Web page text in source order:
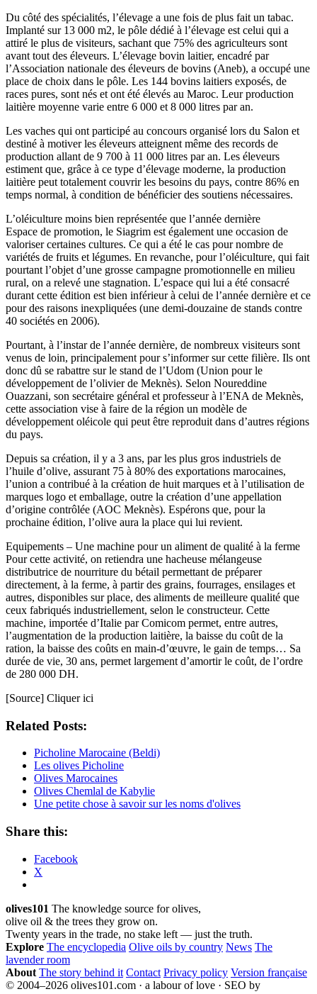
Du côté des spécialités, l’élevage a une fois de plus fait un tabac.
Implanté sur 13 000 m2, le pôle dédié à l’élevage est celui qui a
attiré le plus de visiteurs, sachant que 75% des agriculteurs sont
avant tout des éleveurs. L’élevage bovin laitier, encadré par
l’Association nationale des éleveurs de bovins (Aneb), a occupé une
place de choix dans le pôle. Les 144 bovins laitiers exposés, de
races pures, sont nés et ont été élevés au Maroc. Leur production
laitière moyenne varie entre 6 000 et 8 000 litres par an.
Les vaches qui ont participé au concours organisé lors du Salon et
destiné à motiver les éleveurs atteignent même des records de
production allant de 9 700 à 11 000 litres par an. Les éleveurs
estiment que, grâce à ce type d’élevage moderne, la production
laitière peut totalement couvrir les besoins du pays, contre 86% en
temps normal, à condition de bénéficier des soutiens nécessaires.
L’oléiculture moins bien représentée que l’année dernière
Espace de promotion, le Siagrim est également une occasion de
valoriser certaines cultures. Ce qui a été le cas pour nombre de
variétés de fruits et légumes. En revanche, pour l’oléiculture, qui fait
pourtant l’objet d’une grosse campagne promotionnelle en milieu
rural, on a relevé une stagnation. L’espace qui lui a été consacré
durant cette édition est bien inférieur à celui de l’année dernière et ce
pour des raisons inexpliquées (une demi-douzaine de stands contre
40 sociétés en 2006).
Pourtant, à l’instar de l’année dernière, de nombreux visiteurs sont
venus de loin, principalement pour s’informer sur cette filière. Ils ont
donc dû se rabattre sur le stand de l’Udom (Union pour le
développement de l’olivier de Meknès). Selon Noureddine
Ouazzani, son secrétaire général et professeur à l’ENA de Meknès,
cette association vise à faire de la région un modèle de
développement oléicole qui peut être reproduit dans d’autres régions
du pays.
Depuis sa création, il y a 3 ans, par les plus gros industriels de
l’huile d’olive, assurant 75 à 80% des exportations marocaines,
l’union a contribué à la création de huit marques et à l’utilisation de
marques logo et emballage, outre la création d’une appellation
d’origine contrôlée (AOC Meknès). Espérons que, pour la
prochaine édition, l’olive aura la place qui lui revient.
Equipements – Une machine pour un aliment de qualité à la ferme
Pour cette activité, on retiendra une hacheuse mélangeuse
distributrice de nourriture du bétail permettant de préparer
directement, à la ferme, à partir des grains, fourrages, ensilages et
autres, disponibles sur place, des aliments de meilleure qualité que
ceux fabriqués industriellement, selon le constructeur. Cette
machine, importée d’Italie par Comicom permet, entre autres,
l’augmentation de la production laitière, la baisse du coût de la
ration, la baisse des coûts en main-d’œuvre, le gain de temps… Sa
durée de vie, 30 ans, permet largement d’amortir le coût, de l’ordre
de 280 000 DH.
[Source] Cliquer ici
Related Posts:
Picholine Marocaine (Beldi)
Les olives Picholine
Olives Marocaines
Olives Chemlal de Kabylie
Une petite chose à savoir sur les noms d'olives
Share this:
Facebook
X
olives101 The knowledge source for olives,
olive oil & the trees they grow on.
Twenty years in the trade, no stake left — just the truth.
Explore The encyclopedia Olive oils by country News The
lavender room
About The story behind it Contact Privacy policy Version française
© 2004–2026 olives101.com · a labour of love · SEO by